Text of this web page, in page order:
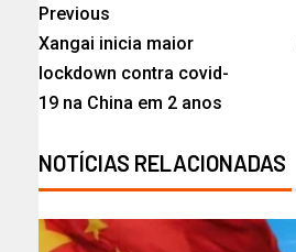
Previous
Xangai inicia maior
lockdown contra covid-
19 na China em 2 anos
NOTÍCIAS RELACIONADAS